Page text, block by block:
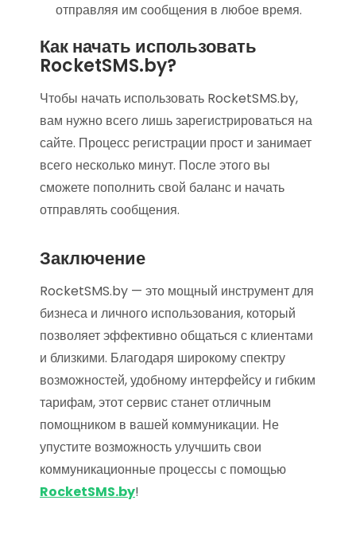
отправляя им сообщения в любое время.
Как начать использовать
RocketSMS.by?
Чтобы начать использовать RocketSMS.by,
вам нужно всего лишь зарегистрироваться на
сайте. Процесс регистрации прост и занимает
всего несколько минут. После этого вы
сможете пополнить свой баланс и начать
отправлять сообщения.
Заключение
RocketSMS.by — это мощный инструмент для
бизнеса и личного использования, который
позволяет эффективно общаться с клиентами
и близкими. Благодаря широкому спектру
возможностей, удобному интерфейсу и гибким
тарифам, этот сервис станет отличным
помощником в вашей коммуникации. Не
упустите возможность улучшить свои
коммуникационные процессы с помощью
RocketSMS.by!